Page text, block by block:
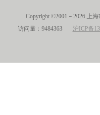
Copyright ©2001－2026 上
访问量：9484363 沪ICP备